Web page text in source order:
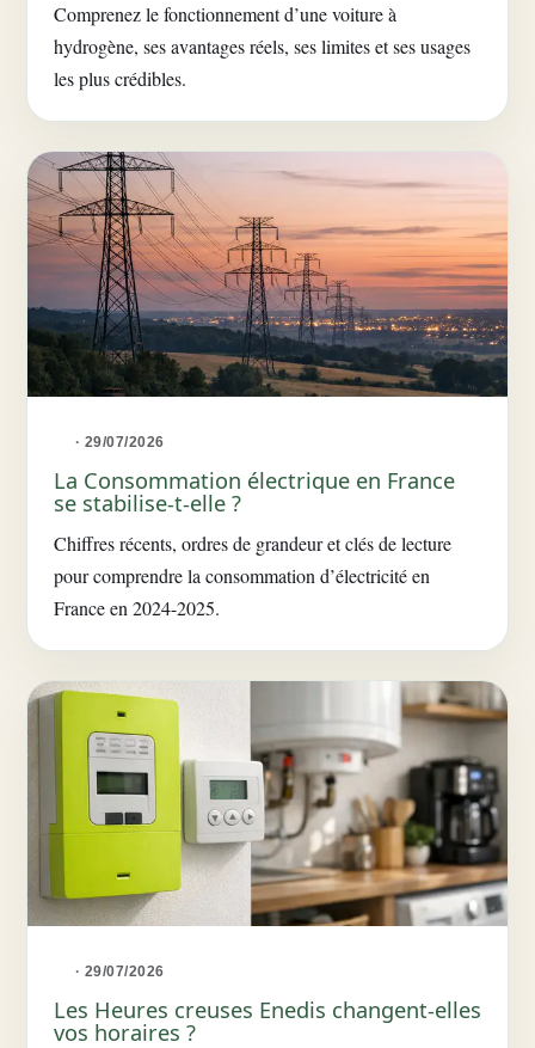
Comprenez le fonctionnement d’une voiture à
hydrogène, ses avantages réels, ses limites et ses usages
les plus crédibles.
· 29/07/2026
La Consommation électrique en France
se stabilise-t-elle ?
Chiffres récents, ordres de grandeur et clés de lecture
pour comprendre la consommation d’électricité en
France en 2024-2025.
· 29/07/2026
Les Heures creuses Enedis changent-elles
vos horaires ?